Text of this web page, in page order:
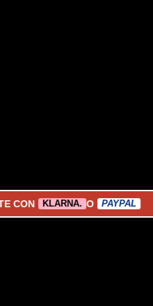
KLARNA. O PAYPAL